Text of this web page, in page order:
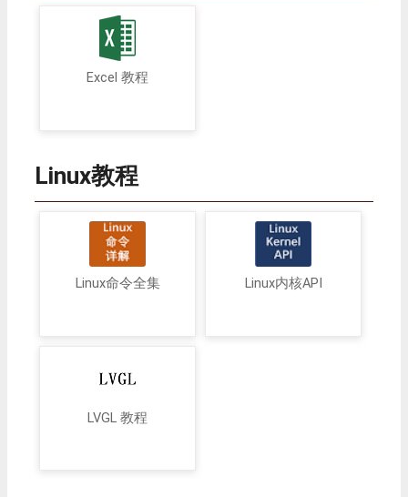
Excel 教程
Linux教程
Linux命令全集 Linux内核API
LVGL 教程